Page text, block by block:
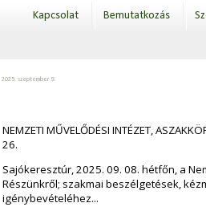
Kapcsolat Bemutatkozás
2025. szeptember 9.
NEMZETI MŰVELŐDÉSI INTÉZET,
26.
Sajókeresztúr, 2025. 09. 08. hétfőn, a
Részünkről; szakmai beszélgetések,
igénybevételéhez...